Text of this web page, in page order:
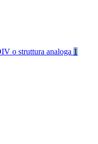
o struttura analoga 1